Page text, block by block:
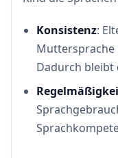
Konsistenz:
Muttersprache
Dadurch bleibt